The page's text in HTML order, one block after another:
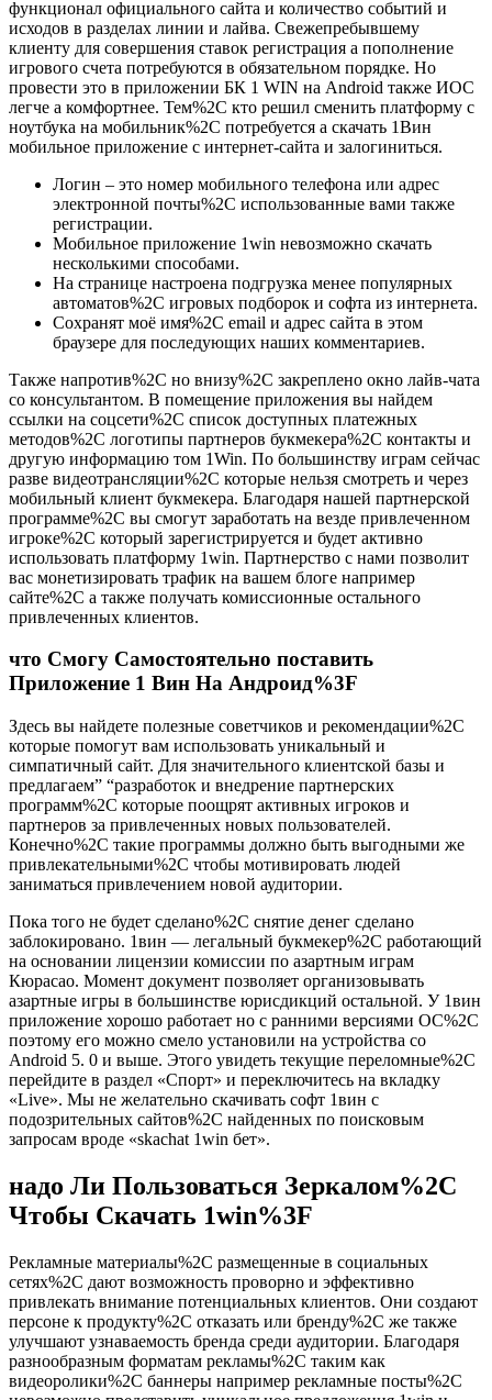
функционал официального сайта и количество событий и
исходов в разделах линии и лайва. Свежепребывшему
клиенту для совершения ставок регистрация а пополнение
игрового счета потребуются в обязательном порядке. Но
провести это в приложении БК 1 WIN на Android также ИОС
легче а комфортнее. Тем%2C кто решил сменить платформу с
ноутбука на мобильник%2C потребуется а скачать 1Вин
мобильное приложение с интернет-сайта и залогиниться.
Логин – это номер мобильного телефона или адрес
электронной почты%2C использованные вами также
регистрации.
Мобильное приложение 1win невозможно скачать
несколькими способами.
На странице настроена подгрузка менее популярных
автоматов%2C игровых подборок и софта из интернета.
Сохранят моё имя%2C email и адрес сайта в этом
браузере для последующих наших комментариев.
Также напротив%2C но внизу%2C закреплено окно лайв-чата
со консультантом. В помещение приложения вы найдем
ссылки на соцсети%2C список доступных платежных
методов%2C логотипы партнеров букмекера%2C контакты и
другую информацию том 1Win. По большинству играм сейчас
разве видеотрансляции%2C которые нельзя смотреть и через
мобильный клиент букмекера. Благодаря нашей партнерской
программе%2C вы смогут заработать на везде привлеченном
игроке%2C который зарегистрируется и будет активно
использовать платформу 1win. Партнерство с нами позволит
вас монетизировать трафик на вашем блоге например
сайте%2C а также получать комиссионные остального
привлеченных клиентов.
что Смогу Самостоятельно поставить
Приложение 1 Вин На Андроид%3F
Здесь вы найдете полезные советчиков и рекомендации%2C
которые помогут вам использовать уникальный и
симпатичный сайт. Для значительного клиентской базы и
предлагаем” “разработок и внедрение партнерских
программ%2C которые поощрят активных игроков и
партнеров за привлеченных новых пользователей.
Конечно%2C такие программы должно быть выгодными же
привлекательными%2C чтобы мотивировать людей
заниматься привлечением новой аудитории.
Пока того не будет сделано%2C снятие денег сделано
заблокировано. 1вин — легальный букмекер%2C работающий
на основании лицензии комиссии по азартным играм
Кюрасао. Момент документ позволяет организовывать
азартные игры в большинстве юрисдикций остальной. У 1вин
приложение хорошо работает но с ранними версиями ОС%2C
поэтому его можно смело установили на устройства со
Android 5. 0 и выше. Этого увидеть текущие переломные%2C
перейдите в раздел «Спорт» и переключитесь на вкладку
«Live». Мы не желательно скачивать софт 1вин с
подозрительных сайтов%2C найденных по поисковым
запросам вроде «skachat 1win бет».
надо Ли Пользоваться Зеркалом%2C
Чтобы Скачать 1win%3F
Рекламные материалы%2C размещенные в социальных
сетях%2C дают возможность проворно и эффективно
привлекать внимание потенциальных клиентов. Они создают
персоне к продукту%2C отказать или бренду%2C же также
улучшают узнаваемость бренда среди аудитории. Благодаря
разнообразным форматам рекламы%2C таким как
видеоролики%2C баннеры например рекламные посты%2C